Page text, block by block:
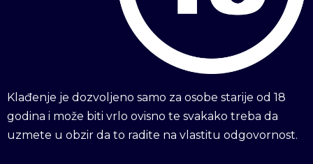
Klađenje je dozvoljeno samo za osobe starije od 18
godina i može biti vrlo ovisno te svakako treba da
uzmete u obzir da to radite na vlastitu odgovornost.